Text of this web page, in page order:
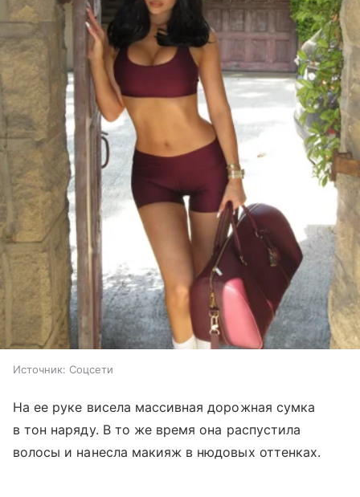
Источник: Соцсети
На ее руке висела массивная дорожная сумка
в тон наряду. В то же время она распустила
волосы и нанесла макияж в нюдовых оттенках.